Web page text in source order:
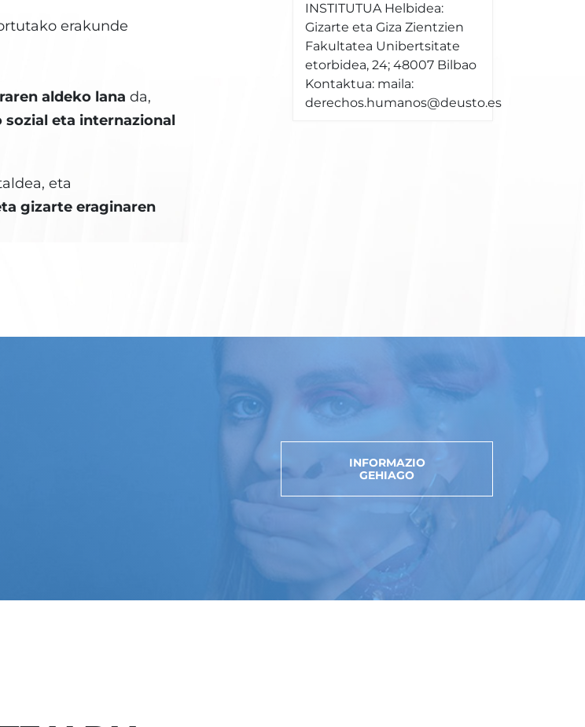
erakunde
aldeko lana da,
sozial eta internazional
eta
gizarte eraginaren
INSTITUTUA Helbidea:
Gizarte eta Giza Zientzien
Fakultatea Unibertsitate
etorbidea, 24; 48007 Bilbao
Kontaktua: maila:
derechos.humanos@deusto.es
INFORMAZIO
GEHIAGO